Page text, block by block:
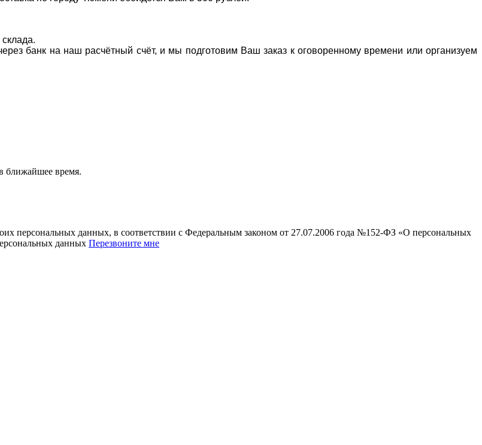
банк на наш расчётный счёт, и мы подготовим Ваш заказ к оговоренному времени или организуем
ближайшее время.
персональных данных, в соответствии с Федеральным законом от 27.07.2006 года №152-ФЗ «О персональных
данных Перезвоните мне